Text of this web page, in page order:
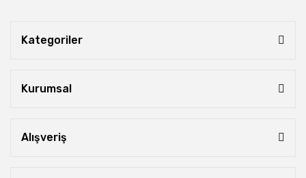
Kategoriler
Kurumsal
Alışveriş